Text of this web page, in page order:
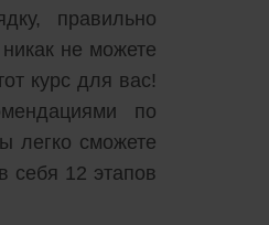
правильно
не можете
курс для вас!
по
легко сможете
себя 12 этапов